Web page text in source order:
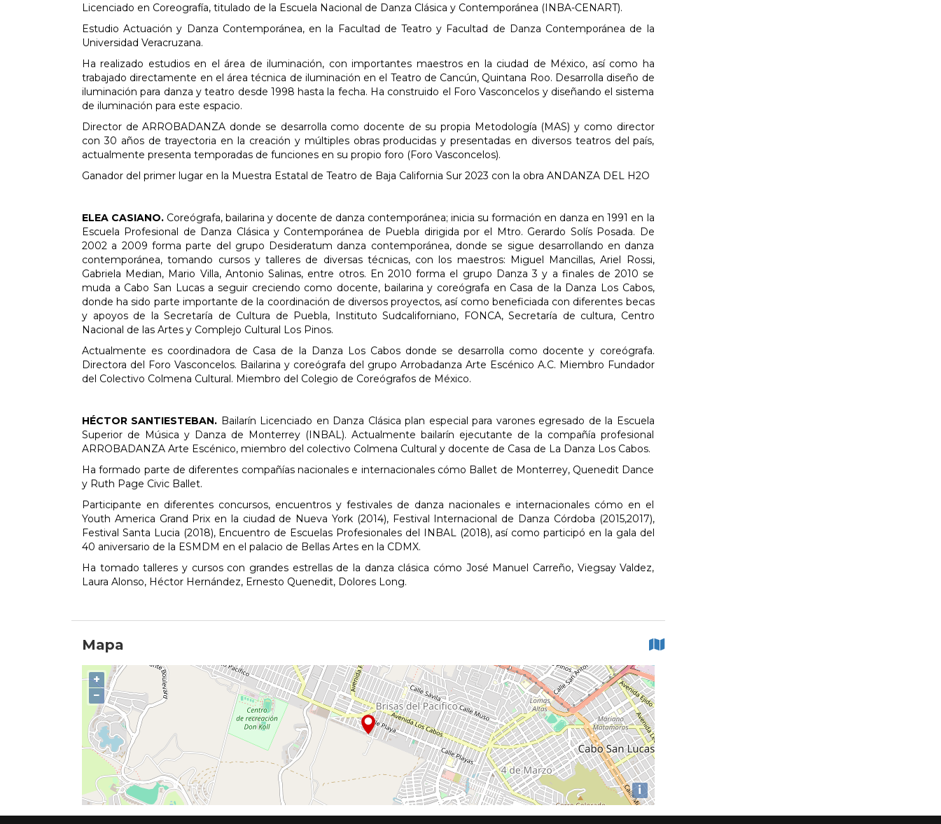
Licenciado en Coreografía, titulado de la Escuela Nacional de Danza Clásica y Contemporánea (INBA-CENART).
Estudio Actuación y Danza Contemporánea, en la Facultad de Teatro y Facultad de Danza Contemporánea de la
Universidad Veracruzana.
Ha realizado estudios en el área de iluminación, con importantes maestros en la ciudad de México, así como ha
trabajado directamente en el área técnica de iluminación en el Teatro de Cancún, Quintana Roo. Desarrolla diseño de
iluminación para danza y teatro desde 1998 hasta la fecha. Ha construido el Foro Vasconcelos y diseñando el sistema
de iluminación para este espacio.
Director de ARROBADANZA donde se desarrolla como docente de su propia Metodología (MAS) y como director
con 30 años de trayectoria en la creación y múltiples obras producidas y presentadas en diversos teatros del país,
actualmente presenta temporadas de funciones en su propio foro (Foro Vasconcelos).
Ganador del primer lugar en la Muestra Estatal de Teatro de Baja California Sur 2023 con la obra ANDANZA DEL H2O
ELEA CASIANO. Coreógrafa, bailarina y docente de danza contemporánea; inicia su formación en danza en 1991 en la
Escuela Profesional de Danza Clásica y Contemporánea de Puebla dirigida por el Mtro. Gerardo Solís Posada. De
2002 a 2009 forma parte del grupo Desideratum danza contemporánea, donde se sigue desarrollando en danza
contemporánea, tomando cursos y talleres de diversas técnicas, con los maestros: Miguel Mancillas, Ariel Rossi,
Gabriela Median, Mario Villa, Antonio Salinas, entre otros. En 2010 forma el grupo Danza 3 y a finales de 2010 se
muda a Cabo San Lucas a seguir creciendo como docente, bailarina y coreógrafa en Casa de la Danza Los Cabos,
donde ha sido parte importante de la coordinación de diversos proyectos, así como beneficiada con diferentes becas
y apoyos de la Secretaría de Cultura de Puebla, Instituto Sudcaliforniano, FONCA, Secretaría de cultura, Centro
Nacional de las Artes y Complejo Cultural Los Pinos.
Actualmente es coordinadora de Casa de la Danza Los Cabos donde se desarrolla como docente y coreógrafa.
Directora del Foro Vasconcelos. Bailarina y coreógrafa del grupo Arrobadanza Arte Escénico A.C. Miembro Fundador
del Colectivo Colmena Cultural. Miembro del Colegio de Coreógrafos de México.
HÉCTOR SANTIESTEBAN. Bailarín Licenciado en Danza Clásica plan especial para varones egresado de la Escuela
Superior de Música y Danza de Monterrey (INBAL). Actualmente bailarín ejecutante de la compañía profesional
ARROBADANZA Arte Escénico, miembro del colectivo Colmena Cultural y docente de Casa de La Danza Los Cabos.
Ha formado parte de diferentes compañías nacionales e internacionales cómo Ballet de Monterrey, Quenedit Dance
y Ruth Page Civic Ballet.
Participante en diferentes concursos, encuentros y festivales de danza nacionales e internacionales cómo en el
Youth America Grand Prix en la ciudad de Nueva York (2014), Festival Internacional de Danza Córdoba (2015,2017),
Festival Santa Lucia (2018), Encuentro de Escuelas Profesionales del INBAL (2018), así como participó en la gala del
40 aniversario de la ESMDM en el palacio de Bellas Artes en la CDMX.
Ha tomado talleres y cursos con grandes estrellas de la danza clásica cómo José Manuel Carreño, Viegsay Valdez,
Laura Alonso, Héctor Hernández, Ernesto Quenedit, Dolores Long.
Mapa
+
−
i